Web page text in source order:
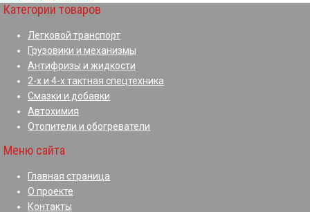
Категории товаров
Легковой транспорт
Грузовики и механизмы
Антифризы и жидкости
2-х и 4-х тактная спецтехника
Смазки и добавки
Автохимия
Отопители и обогреватели
Меню сайта
Главная страница
О проекте
Контакты